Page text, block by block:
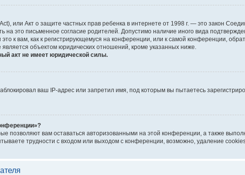
или Акт о защите частных прав ребенка в интернете от 1998 г. — это закон
на это письменное согласие родителей. Допустимо наличие иного вида
к вам, как к регистрирующемуся на конференции, или к самой конференции,
объектом юридических отношений, кроме указанных ниже.
акт не имеет юридической силы.
ваш IP-адрес или запретил имя, под которым вы пытаетесь
позволяют вам оставаться авторизованными на этой конференции, а также
трудности с входом или выходом с конференции, возможно, удаление